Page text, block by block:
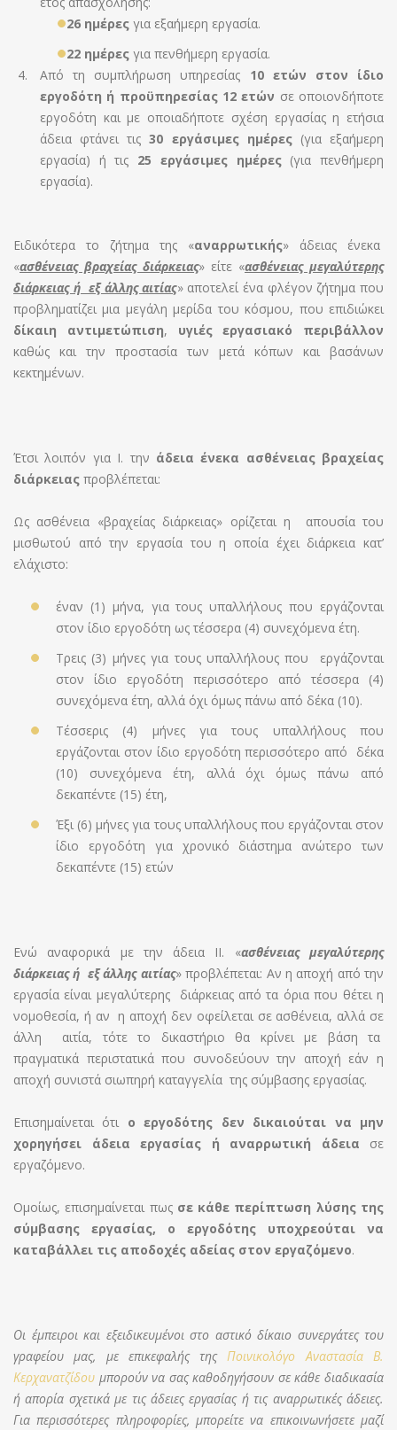
26 ημέρες για εξαήμερη εργασία.
22 ημέρες για πενθήμερη εργασία.
Από τη συμπλήρωση υπηρεσίας 10 ετών στον ίδιο
εργοδότη ή προϋπηρεσίας 12 ετών σε οποιονδήποτε
εργοδότη και με οποιαδήποτε σχέση εργασίας η ετήσια
άδεια φτάνει τις30 εργάσιμες ημέρες(για εξαήμερη
εργασία) ή τις 25 εργάσιμες ημέρες(για πενθήμερη
εργασία).
Ειδικότερα το ζήτημα της «αναρρωτικής» άδειας ένεκα
«ασθένειας βραχείας διάρκειας» είτε «ασθένειας μεγαλύτερης
διάρκειας ή εξ άλλης αιτίας» αποτελεί ένα φλέγον ζήτημα που
προβληματίζει μια μεγάλη μερίδα του κόσμου, που επιδιώκει
δίκαιη αντιμετώπιση, υγιές εργασιακό περιβάλλον
καθώς και την προστασία των μετά κόπων και βασάνων
κεκτημένων.
Έτσι λοιπόν για Ι. την άδεια ένεκα ασθένειας βραχείας
διάρκειας προβλέπεται:
Ως ασθένεια «βραχείας διάρκειας» ορίζεται η απουσία του
μισθωτού από την εργασία του η οποία έχει διάρκεια κατ’
ελάχιστο:
έναν (1) μήνα, για τους υπαλλήλους που εργάζονται
στον ίδιο εργοδότη ως τέσσερα (4) συνεχόμενα έτη.
Τρεις (3) μήνες για τους υπαλλήλους που εργάζονται
στον ίδιο εργοδότη περισσότερο από τέσσερα (4)
συνεχόμενα έτη, αλλά όχι όμως πάνω από δέκα (10).
Τέσσερις (4) μήνες για τους υπαλλήλους που
εργάζονται στον ίδιο εργοδότη περισσότερο από δέκα
(10) συνεχόμενα έτη, αλλά όχι όμως πάνω από
δεκαπέντε (15) έτη,
Έξι (6) μήνες για τους υπαλλήλους που εργάζονται στον
ίδιο εργοδότη για χρονικό διάστημα ανώτερο των
δεκαπέντε (15) ετών
Ενώ αναφορικά με την άδεια ΙΙ. «ασθένειας μεγαλύτερης
διάρκειας ή εξ άλλης αιτίας» προβλέπεται: Αν η αποχή από την
εργασία είναι μεγαλύτερης διάρκειας από τα όρια που θέτει η
νομοθεσία, ή αν η αποχή δεν οφείλεται σε ασθένεια, αλλά σε
άλλη αιτία, τότε το δικαστήριο θα κρίνει με βάση τα
πραγματικά περιστατικά που συνοδεύουν την αποχή εάν η
αποχή συνιστά σιωπηρή καταγγελία της σύμβασης εργασίας.
Επισημαίνεται ότι ο εργοδότης δεν δικαιούται να μην
χορηγήσει άδεια εργασίας ή αναρρωτική άδεια σε
εργαζόμενο.
Ομοίως, επισημαίνεται πως σε κάθε περίπτωση λύσης της
σύμβασης εργασίας, ο εργοδότης υποχρεούται να
καταβάλλει τις αποδοχές αδείας στον εργαζόμενο.
Οι έμπειροι και εξειδικευμένοι στο αστικό δίκαιο συνεργάτες του
γραφείου μας, με επικεφαλής της Ποινικολόγο Αναστασία Β.
Κερχανατζίδου μπορούν να σας καθοδηγήσουν σε κάθε διαδικασία
ή απορία σχετικά με τις άδειες εργασίας ή τις αναρρωτικές άδειες.
Για περισσότερες πληροφορίες, μπορείτε να επικοινωνήσετε μαζί